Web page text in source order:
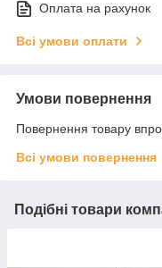
Оплата на рахунок
Всі умови оплати
Умови повернення
Повернення товару
Всі умови повернення
Подібні товари